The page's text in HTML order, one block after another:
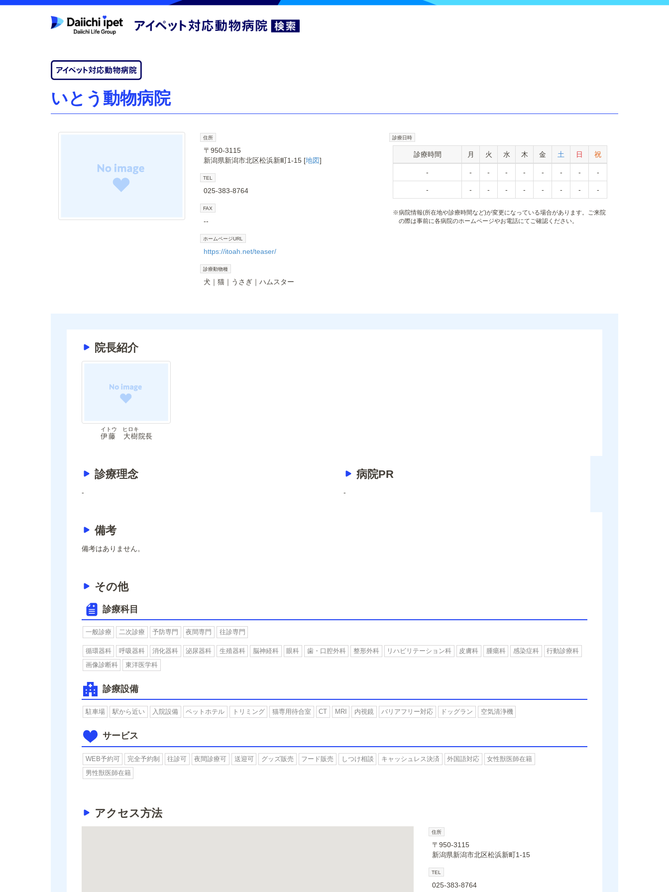
いとう動物病院
住所
〒950-3115
新潟県新潟市北区松浜新町1-15 [地図]
TEL
025-383-8764
FAX
--
ホームページURL
https://itoah.net/teaser/
診療動物種
犬 猫 うさぎ ハムスター
診療日時
診療時間 月 火 水 木 金 土 日 祝
- - - - - - - - -
- - - - - - - - -
※病院情報(所在地や診療時間など)が変更になっている場合があります。ご来院
の際は事前に各病院のホームページやお電話にてご確認ください。
院長紹介
伊藤 大樹
イトウ ヒロキ
院長
診療理念
-
病院PR
-
備考
備考はありません。
その他
診療科目
一般診療 二次診療 予防専門 夜間専門 往診専門
循環器科 呼吸器科 消化器科 泌尿器科 生殖器科 脳神経科 眼科 歯・口腔外科 整形外科 リハビリテーション科 皮膚科 腫瘍科 感染症科
行動診療科
画像診断科
東洋医学科
診療設備
駐車場 駅から近い 入院設備 ペットホテル トリミング 猫専用待合室 CT MRI 内視鏡 バリアフリー対応 ドッグラン 空気清浄機
サービス
WEB予約可 完全予約制 往診可 夜間診療可 送迎可 グッズ販売 フード販売 しつけ相談 キャッシュレス決済 外国語対応
女性獣医師在籍
男性獣医師在籍
アクセス方法
住所
〒950-3115
新潟県新潟市北区松浜新町1-15
TEL
025-383-8764